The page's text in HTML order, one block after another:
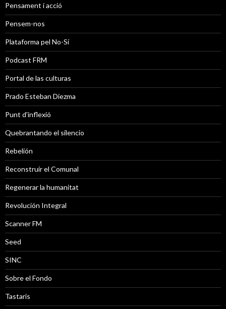
Pensament i acció
Pensem-nos
Plataforma pel No-Sí
Podcast FRM
Portal de las culturas
Prado Esteban Diezma
Punt d'inflexió
Quebrantando el silencio
Rebelión
Reconstruir el Comunal
Regenerar la humanitat
Revolución Integral
Scanner FM
Seed
SINC
Sobre el Fondo
Tastaris